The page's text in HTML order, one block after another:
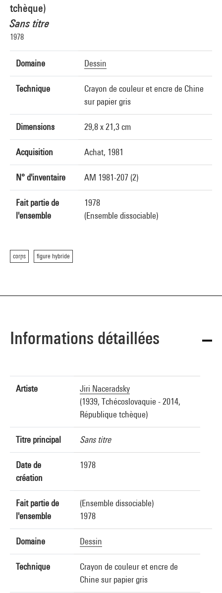
tchèque)
Sans titre
1978
Domaine Dessin
Technique
Crayon de couleur et encre de Chine
sur papier gris
Dimensions 29,8 x 21,3 cm
Acquisition Achat, 1981
N° d'inventaire AM 1981-207 (2)
Fait partie de
l'ensemble
1978
(Ensemble dissociable)
corps figure hybride
Informations détaillées
Artiste
Jiri Naceradsky
(1939, Tchécoslovaquie - 2014,
République tchèque)
Titre principal Sans titre
Date de
création
1978
Fait partie de
l'ensemble
(Ensemble dissociable)
1978
Domaine Dessin
Technique
Crayon de couleur et encre de
Chine sur papier gris